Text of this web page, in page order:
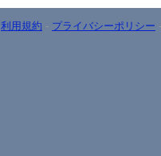
利用規約 - プライバシーポリシー -